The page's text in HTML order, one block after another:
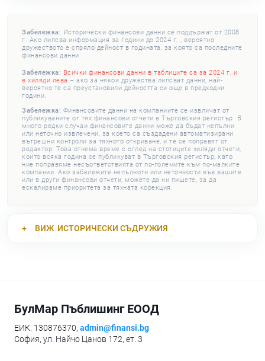
Забележка: Исторически финансови данни се поддържат от 2008
г. Ако липсва информация за години до 2024 г. , вероятно
дружеството е спряло дейност в годината, за която са последните
финансови данни.
Забележка: Всички финансови данни в таблиците са за 2024 г. и
в хиляди лева – ако за някои дружества липсват данни, най-
вероятно те са преустановили дейността си още в предходни
години.
Забележка: Финансовите данни на компаниите се извличат от
публикуваните от тях финансови отчети в Търговския регистър. В
много редки случаи финансовите данни може да бъдат непълни
или неточно извлечени, за което са създадени автоматизирани
вътрешни контроли за тяхното откриване, и те се поправят от
редактор. Това отнема време с оглед на стотиците хиляди отчети,
които всяка година се публикуват в Търговския регистър, като
ние поправяме несъответствията от по-големите към по-малките
компании. Ако забележите непълноти или неточности във вашите
или в други финансови отчети, можете да ни пишете, за да
ескалираме приоритета за тяхната корекция.
ВИЖ ИСТОРИЧЕСКИ СЪДРУЖИЯ
БулМар Пъблишинг ЕООД
ЕИК: 130876370, admin@finansi.bg
София, ул. Найчо Цанов 172, ет. 3